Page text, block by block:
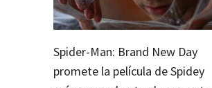
Spider-Man: Brand New Day
promete la película de Spidey